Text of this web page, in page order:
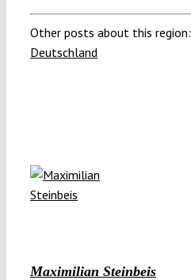
Other posts about this region:
Deutschland
Maximilian Steinbeis